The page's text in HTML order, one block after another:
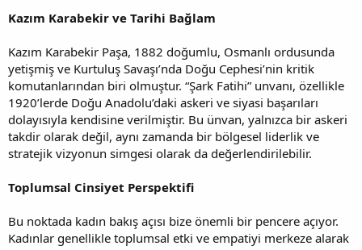
Kazım Karabekir ve Tarihi Bağlam
Kazım Karabekir Paşa, 1882 doğumlu, Osmanlı ordusunda
yetişmiş ve Kurtuluş Savaşı’nda Doğu Cephesi’nin kritik
komutanlarından biri olmuştur. “Şark Fatihi” unvanı, özellikle
1920’lerde Doğu Anadolu’daki askeri ve siyasi başarıları
dolayısıyla kendisine verilmiştir. Bu ünvan, yalnızca bir askeri
takdir olarak değil, aynı zamanda bir bölgesel liderlik ve
stratejik vizyonun simgesi olarak da değerlendirilebilir.
Toplumsal Cinsiyet Perspektifi
Bu noktada kadın bakış açısı bize önemli bir pencere açıyor.
Kadınlar genellikle toplumsal etki ve empatiyi merkeze alarak